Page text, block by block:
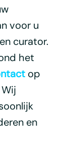
voor u
curator.
het
op
en